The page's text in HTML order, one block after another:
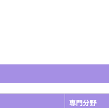
専門分野